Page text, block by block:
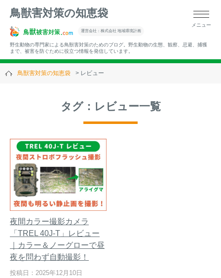
鳥獣害対策の知恵袋
運営会社：株式会社 地域環境計画
野生動物の専門家による鳥獣害対策のためのブログ。野生動物の生態、観察、忌避、捕獲
まで、被害を防ぐために役立つ情報を発信しています。
メニュー
▼キーワードから記事を探す
熊出没地域の対策法！安全な
鳥獣害対策の知恵袋 レビュー
タグ：レビュー一覧
夜間カラー撮影カメラ
「TREL 40J-T」レビュー
｜カラー＆ノーグローで昼
夜を問わず自動撮影！
投稿日：2025年12月10日